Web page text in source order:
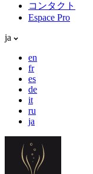
コンタクト
Espace Pro
ja
en
fr
es
de
it
ru
ja